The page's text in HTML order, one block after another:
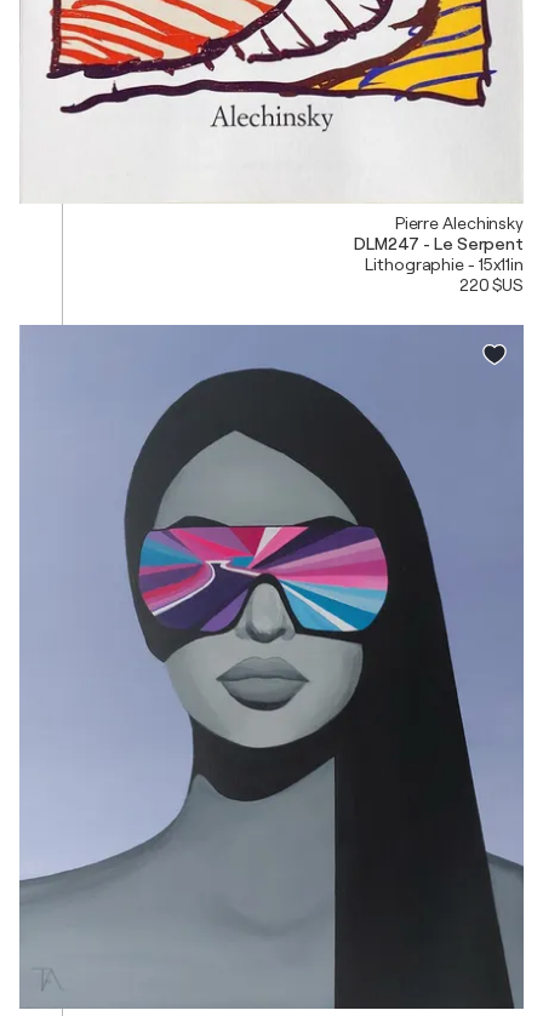
Pierre Alechinsky
DLM247 - Le Serpent
Lithographie - 15x11in
220 $US